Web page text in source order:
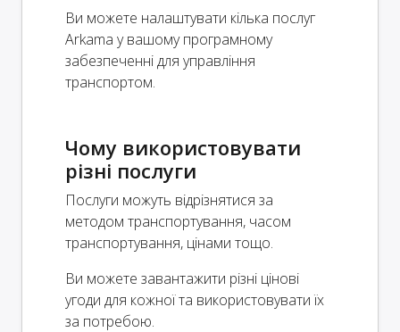
Ви можете налаштувати кілька послуг
Arkama у вашому програмному
забезпеченні для управління
транспортом.
Чому використовувати
різні послуги
Послуги можуть відрізнятися за
методом транспортування, часом
транспортування, цінами тощо.
Ви можете завантажити різні цінові
угоди для кожної та використовувати їх
за потребою.